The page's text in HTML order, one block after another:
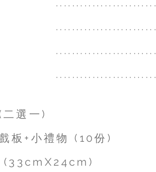
二選一 )
板+小禮物 (10份)
(33cmX24cm)
.........................
.........................
.... .....................